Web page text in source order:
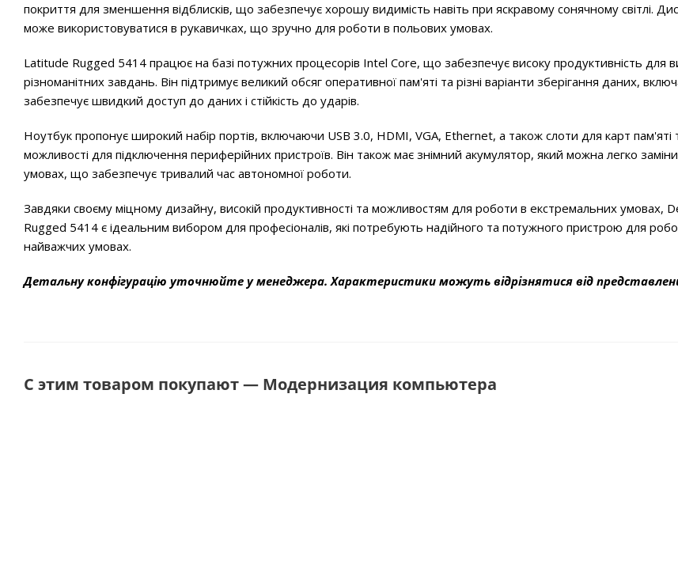
покриття для зменшення відблисків, що забезпечує хорошу видимість навіть при яскравому сонячному світлі.
може використовуватися в рукавичках, що зручно для роботи в польових умовах.
Latitude Rugged 5414 працює на базі потужних процесорів Intel Core, що забезпечує високу продуктивність для
різноманітних завдань. Він підтримує великий обсяг оперативної пам'яті та різні варіанти зберігання даних,
забезпечує швидкий доступ до даних і стійкість до ударів.
Ноутбук пропонує широкий набір портів, включаючи USB 3.0, HDMI, VGA, Ethernet, а також слоти для карт пам'яті
можливості для підключення периферійних пристроїв. Він також має знімний акумулятор, який можна легко
умовах, що забезпечує тривалий час автономної роботи.
Завдяки своєму міцному дизайну, високій продуктивності та можливостям для роботи в екстремальних умовах,
Rugged 5414 є ідеальним вибором для професіоналів, які потребують надійного та потужного пристрою для
найважчих умовах.
Детальну конфігурацію уточнюйте у менеджера. Характеристики можуть відрізнятися від
С этим товаром покупают — Модернизация компьютера